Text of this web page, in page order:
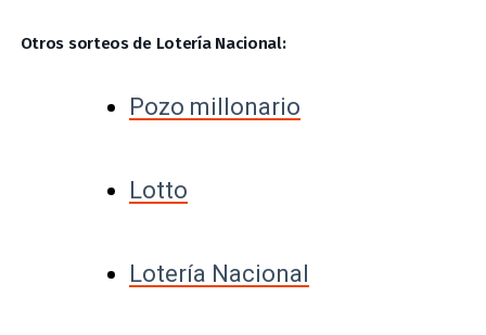
Otros sorteos de Lotería Nacional:
Pozo millonario
Lotto
Lotería Nacional